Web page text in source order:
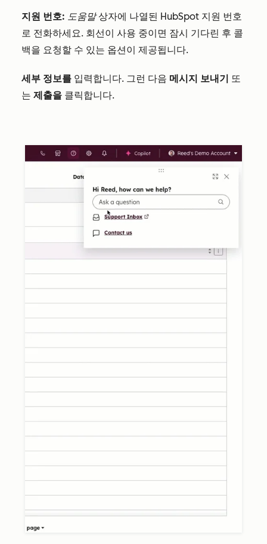
지원 번호: 도움말상자에 나열된 HubSpot 지원 번호
로 전화하세요. 회선이 사용 중이면 잠시 기다린 후 콜
백을 요청할 수 있는 옵션이 제공됩니다.
세부 정보를 입력합니다. 그런 다음 메시지 보내기 또
는 제출을 클릭합니다.